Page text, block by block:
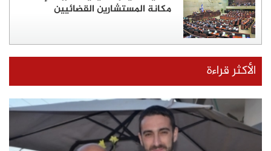
مكانة المستشارين القضائيين
الأكثر قراءة